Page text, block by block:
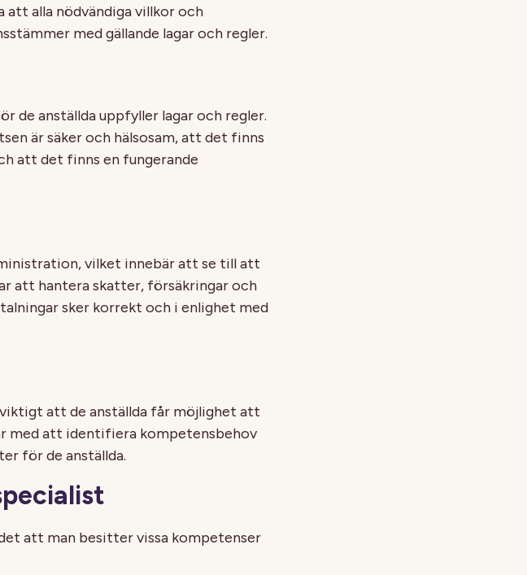
att alla nödvändiga villkor och
med gällande lagar och regler.
de anställda uppfyller lagar och regler.
är säker och hälsosam, att det finns
att det finns en fungerande
vilket innebär att se till att
att hantera skatter, försäkringar och
sker korrekt och i enlighet med
att de anställda får möjlighet att
med att identifiera kompetensbehov
för de anställda.
att man besitter vissa kompetenser